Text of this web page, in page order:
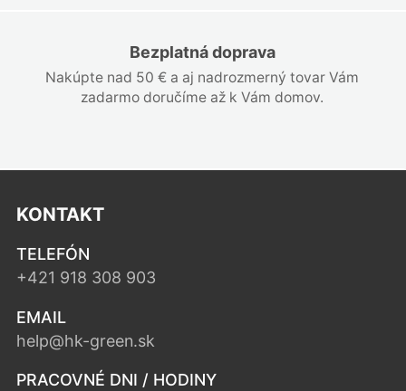
Bezplatná doprava
Nakúpte nad 50 € a aj nadrozmerný tovar Vám
zadarmo doručíme až k Vám domov.
KONTAKT
TELEFÓN
+421 918 308 903
EMAIL
help@hk-green.sk
PRACOVNÉ DNI / HODINY